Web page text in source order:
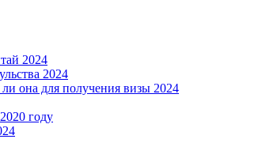
2024
2024
она для получения визы 2024
году